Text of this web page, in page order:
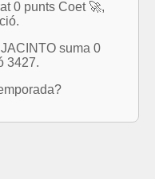
0 punts Coet 🚀,
suma 0
3427.